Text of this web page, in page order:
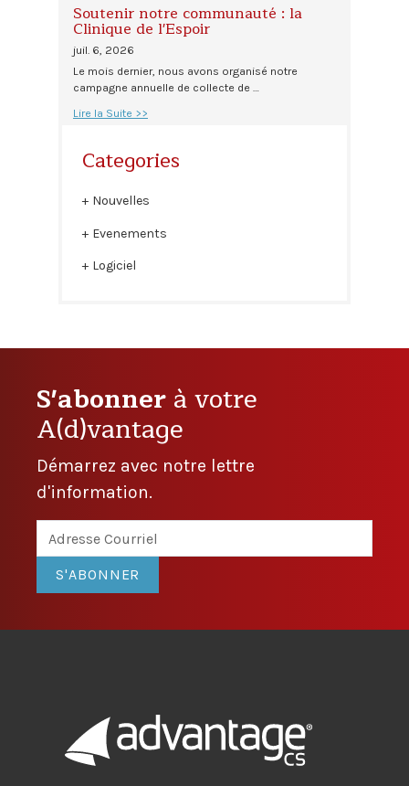
Soutenir notre communauté : la
Clinique de l'Espoir
juil. 6, 2026
Le mois dernier, nous avons organisé notre
campagne annuelle de collecte de …
Lire la Suite >>
Categories
Nouvelles
Evenements
Logiciel
S'abonnerà votre
A(d)vantage
Démarrez avec notre lettre
d'information.
S'ABONNER